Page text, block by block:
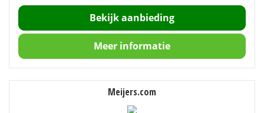
Bekijk aanbieding
Meer informatie
Meijers.com